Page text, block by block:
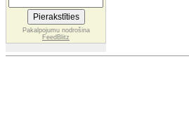
Pakalpojumu nodrošina
FeedBlitz